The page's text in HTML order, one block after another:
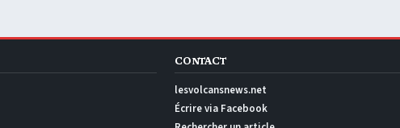
CONTACT
lesvolcansnews.net
Écrire via Facebook